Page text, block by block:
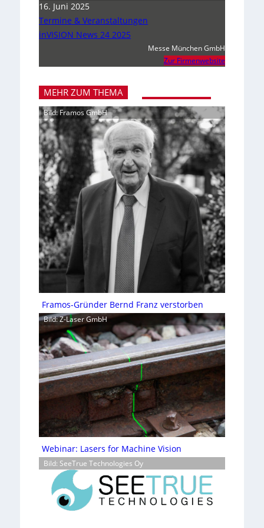
16. Juni 2025
Termine & Veranstaltungen
inVISION News 24 2025
Messe München GmbH
Zur Firmenwebsite
MEHR ZUM THEMA
Bild: Framos GmbH
Framos-Gründer Bernd Franz verstorben
Bild: Z-Laser GmbH
Webinar: Lasers for Machine Vision
Bild: SeeTrue Technologies Oy